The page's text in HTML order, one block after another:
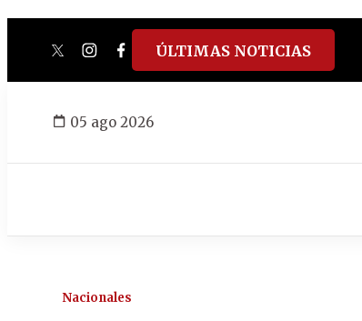
twitterinstagram
facebook
tiktokyoutube
spotify
ÚLTIMAS NOTICIAS
05 ago 2026
Nacionales